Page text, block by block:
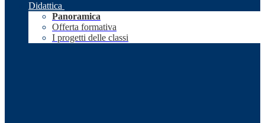
Didattica
Panoramica
Offerta formativa
I progetti delle classi